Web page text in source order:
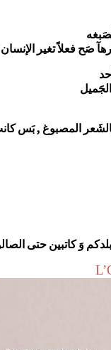
فعلاً تغير الإنسان
بالشَعر المصبوغ ,
وَ كاتبين حتى